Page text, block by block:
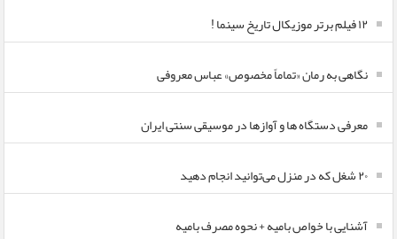
۱۲ فیلم برتر موزیکال تاریخ سینما !
نگاهی به رمان «تماماً مخصوص» عباس معروفی
معرفی دستگاه ها و آوازها در موسیقی سنتی ایران
۲۰ شغل که در منزل می‌توانید انجام دهید
آشنایی با خواص بامیه + نحوه مصرف بامیه